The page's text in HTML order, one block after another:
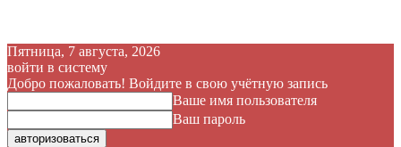
Пятница, 7 августа, 2026
войти в систему
Добро пожаловать! Войдите в свою учётную запись
Ваше имя пользователя
Ваш пароль